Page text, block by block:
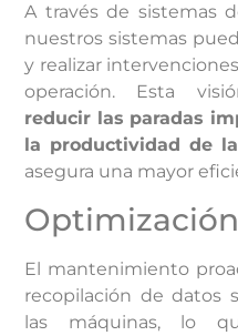
A través de sistemas
nuestros sistemas
y realizar
operación. Esta
reducir las paradas
la productividad de
asegura una mayor
El mantenimiento
recopilación de datos
las máquinas, lo